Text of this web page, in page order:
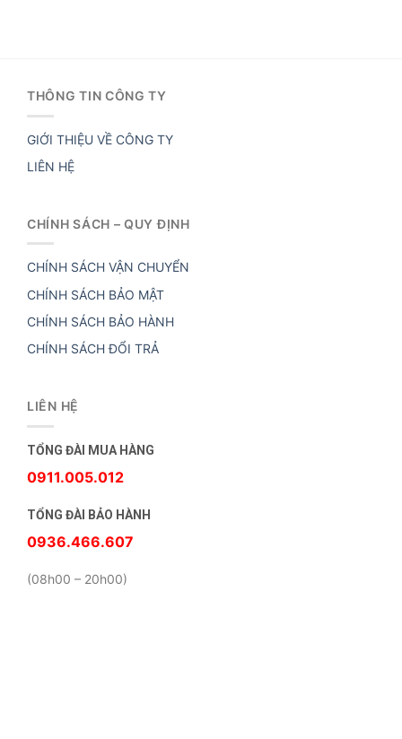
THÔNG TIN CÔNG TY
GIỚI THIỆU VỀ CÔNG TY
LIÊN HỆ
CHÍNH SÁCH – QUY ĐỊNH
CHÍNH SÁCH VẬN CHUYỂN
CHÍNH SÁCH BẢO MẬT
CHÍNH SÁCH BẢO HÀNH
CHÍNH SÁCH ĐỔI TRẢ
LIÊN HỆ
TỔNG ĐÀI MUA HÀNG
0911.005.012
TỔNG ĐÀI BẢO HÀNH
0936.466.607
(08h00 – 20h00)